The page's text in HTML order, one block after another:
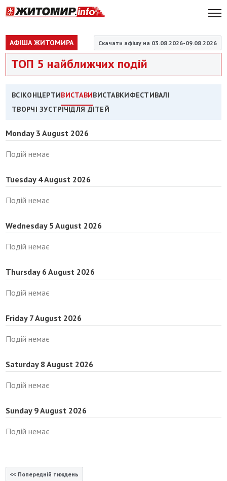
АФІША ЖИТОМИРА Скачати афішу на 03.08.2026-09.08.2026
ТОП 5 найближчих подій
ВСІКОНЦЕРТИВИСТАВИВИСТАВКИФЕСТИВАЛІ
ТВОРЧІ ЗУСТРІЧІДЛЯ ДІТЕЙ
Monday 3 August 2026
Подій немає
Tuesday 4 August 2026
Подій немає
Wednesday 5 August 2026
Подій немає
Thursday 6 August 2026
Подій немає
Friday 7 August 2026
Подій немає
Saturday 8 August 2026
Подій немає
Sunday 9 August 2026
Подій немає
<< Попередній тиждень